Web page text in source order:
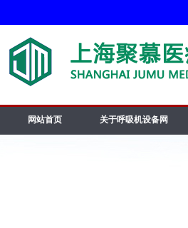
网站首页 关于呼吸机设备网